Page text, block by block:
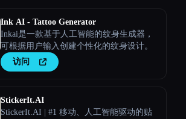
Ink AI - Tattoo Generator
Inkai是一款基于人工智能的纹身生成器，
可根据用户输入创建个性化的纹身设计。
访问
StickerIt.AI
StickerIt.AI | #1 移动、人工智能驱动的贴